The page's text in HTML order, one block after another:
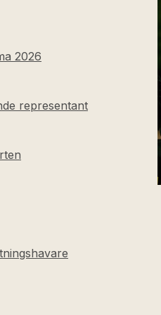
2026
representant